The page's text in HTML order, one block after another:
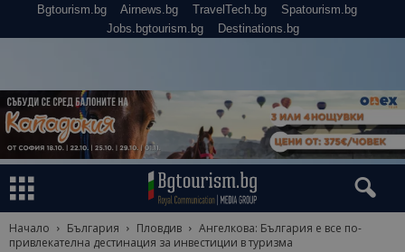
Bgtourism.bg Airnews.bg TravelTech.bg
Spatourism.bg
Jobs.bgtourism.bg
Destinations.bg
Начало България Пловдив
Ангелкова: България е все по-
привлекателна дестинация за инвестиции в туризма